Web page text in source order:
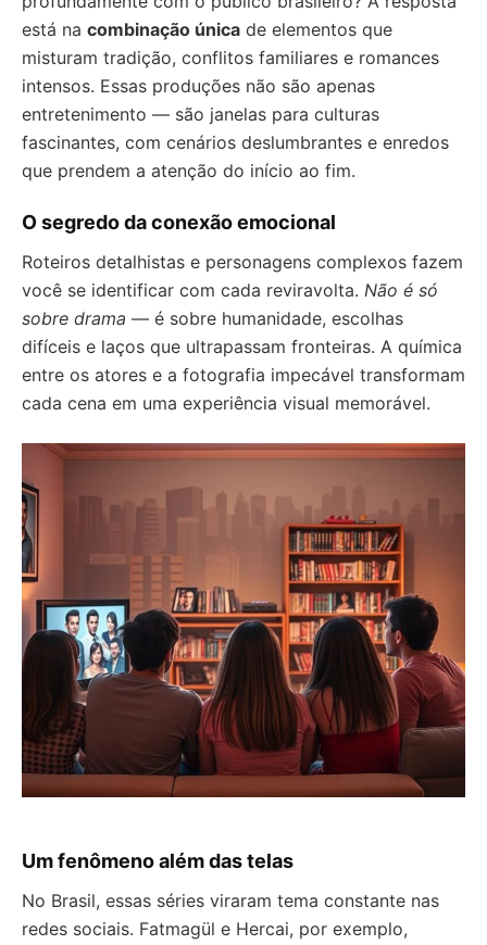
está na combinação única de elementos que
misturam tradição, conflitos familiares e romances
intensos. Essas produções não são apenas
entretenimento — são janelas para culturas
fascinantes, com cenários deslumbrantes e enredos
que prendem a atenção do início ao fim.
O segredo da conexão emocional
Roteiros detalhistas e personagens complexos fazem
você se identificar com cada reviravolta. Não é só
sobre drama — é sobre humanidade, escolhas
difíceis e laços que ultrapassam fronteiras. A química
entre os atores e a fotografia impecável transformam
cada cena em uma experiência visual memorável.
Um fenômeno além das telas
No Brasil, essas séries viraram tema constante nas
redes sociais. Fatmagül e Hercai, por exemplo,